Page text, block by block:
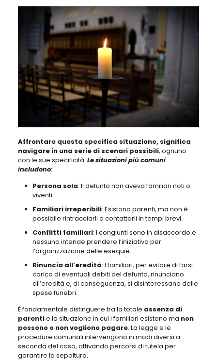
Affrontare questa specifica situazione, significa
navigare in una serie di scenari possibili, ognuno
con le sue specificità. Le situazioni più comuni
includono:
Persona sola: Il defunto non aveva familiari noti o
viventi.
Familiari irreperibili: Esistono parenti, ma non è
possibile rintracciarli o contattarli in tempi brevi.
Conflitti familiari: I congiunti sono in disaccordo e
nessuno intende prendere l’iniziativa per
l’organizzazione delle esequie.
Rinuncia all’eredità: I familiari, per evitare di farsi
carico di eventuali debiti del defunto, rinunciano
all’eredità e, di conseguenza, si disinteressano delle
spese funebri.
È fondamentale distinguere tra la totale assenza di
parentie la situazione in cui i familiari esistono ma non
possono o non vogliono pagare. La legge e le
procedure comunali intervengono in modi diversi a
seconda del caso, attivando percorsi di tutela per
garantire la sepoltura.